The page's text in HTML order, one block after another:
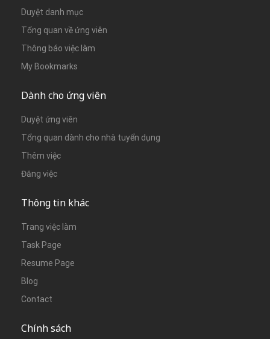
Duyệt danh mục
Tổng quan về ứng viên
Thông báo việc làm
My Bookmarks
Dành cho ứng viên
Duyệt ứng viên
Tổng quan dành cho nhà tuyển dụng
Thêm việc
Đăng việc
Thông tin khác
Trang việc làm
Task Page
Resume Page
Blog
Contact
Chính sách